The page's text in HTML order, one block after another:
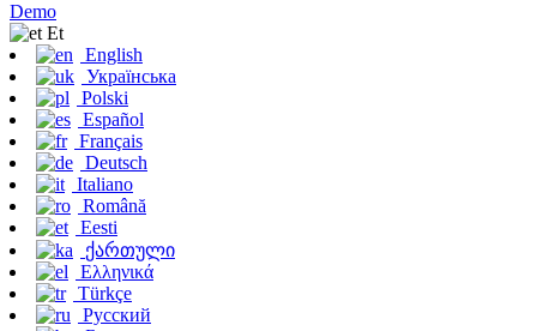
Demo
Et
English
Українська
Polski
Español
Français
Deutsch
Italiano
Română
Eesti
ქართული
Ελληνικά
Türkçe
Русский